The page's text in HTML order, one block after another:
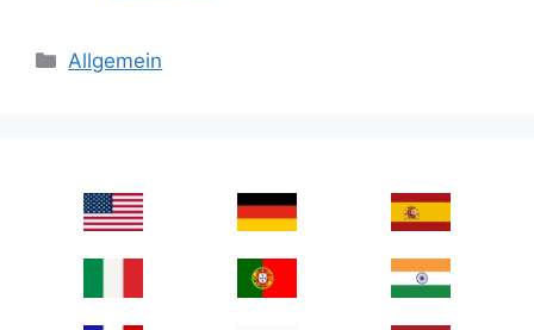
Categories
Allgemein